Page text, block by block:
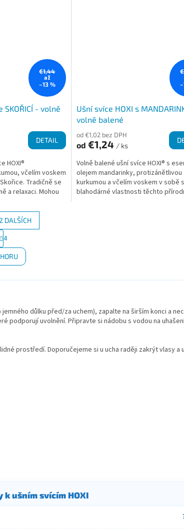
€1,44
až
–13 %
SKOŘICÍ - volně
DETAIL
HOXI®
včelím voskem
Tradičně se
a relaxaci. Mohou
Ušní svíce HOXI s
volně balené
od €1,02 bez DPH
od €1,24 / ks
Volně balené ušní svíce HOXI® s
olejem mandarinky, protizánětlivou
kurkumou a včelím voskem v sobě
blahodárné vlastnosti těchto
O
v
l
d
p
k
DALŠÍCH
S
t
r
á
n
n
í
4
důlku před/za uchem), zapalte na širším konci a
podporují uvolnění. Připravte si nádobu s vodou na
prostředí. Doporučejeme si u ucha raději zakrýt vlasy a
k ušním svícím HOXI